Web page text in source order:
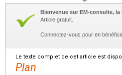
Bienvenue sur EM-consulte,
Article gratuit.
Connectez-vous pour en
Le texte complet de cet article est
Plan